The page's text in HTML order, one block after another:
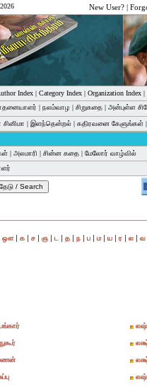
New User? |
Index| Category Index| Organization Index|
| நலம்வாழ | சிறுகதை | அன்புள்ள
சினிமா | இளந்தென்றல் | கதிரவனை கேளுங்கள் |
| அலமாரி | சின்ன கதை | மேலோர் வாழ்வில்
ஔ| க | ச | ஞ | ட | த | ந | ப | ம| ய | ர | ல | வ